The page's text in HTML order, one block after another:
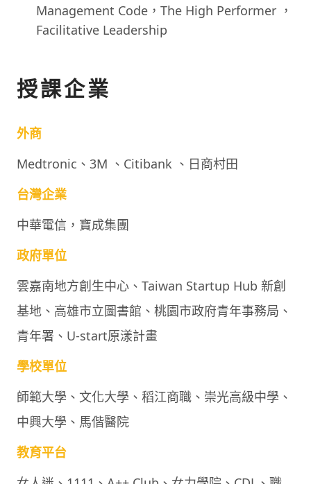
Management Code，The High Performer ，
Facilitative Leadership
授課企業
外商
Medtronic、3M 、Citibank 、日商村田
台灣企業
中華電信，寶成集團
政府單位
雲嘉南地方創生中心、Taiwan Startup Hub 新創
基地、高雄市立圖書館、桃園市政府青年事務局、
青年署、U-start原漾計畫
學校單位
師範大學、文化大學、稻江商職、崇光高級中學、
中興大學、馬偕醫院
教育平台